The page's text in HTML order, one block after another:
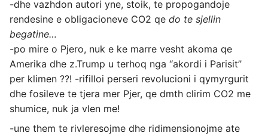
-dhe vazhdon autori yne, stoik, te propogandoje
rendesine e obligacioneve CO2 qe do te sjellin
begatine…
-po mire o Pjero, nuk e ke marre vesht akoma qe
Amerika dhe z.Trump u terhoq nga ‘‘akordi i Parisit’’
per klimen ??! -rifilloi perseri revolucioni i qymyrgurit
dhe fosileve te tjera mer Pjer, qe dmth clirim CO2 me
shumice, nuk ja vlen me!
-une them te rivleresojme dhe ridimensionojme ate